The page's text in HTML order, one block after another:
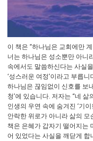
이 책은 “하나님은 교회에만
너는 하나님은 성소뿐만 아니
속에서도 말씀하신다는 사실
‘성스러운 여정’이라고 부릅
하나님은 끊임없이 신호를 보
청’에 있습니다. 저자는 “네 삶
인생의 우연 속에 숨겨진 ‘기
안락한 위로가 아니라 삶의 모
책은 은혜가 갑자기 떨어지는
어 있었다는 사실을 깨닫게